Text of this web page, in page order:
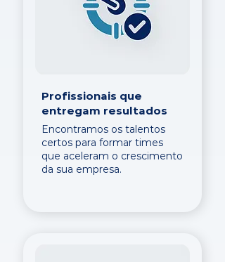
Profissionais que
entregam resultados
Encontramos os talentos
certos para formar times
que aceleram o crescimento
da sua empresa.